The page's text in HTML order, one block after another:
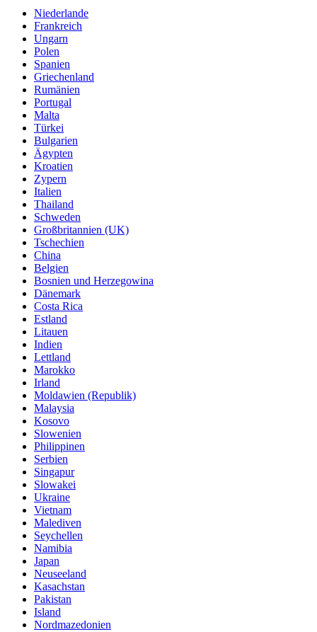
Niederlande
Frankreich
Ungarn
Polen
Spanien
Griechenland
Rumänien
Portugal
Malta
Türkei
Bulgarien
Ägypten
Kroatien
Zypern
Italien
Thailand
Schweden
Großbritannien (UK)
Tschechien
China
Belgien
Bosnien und Herzegowina
Dänemark
Costa Rica
Estland
Litauen
Indien
Lettland
Marokko
Irland
Moldawien (Republik)
Malaysia
Kosovo
Slowenien
Philippinen
Serbien
Singapur
Slowakei
Ukraine
Vietnam
Malediven
Seychellen
Namibia
Japan
Neuseeland
Kasachstan
Pakistan
Island
Nordmazedonien